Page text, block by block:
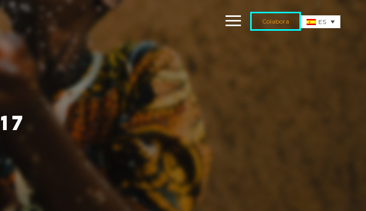
Colabora ES